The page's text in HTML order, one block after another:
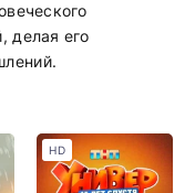
делая его
HD